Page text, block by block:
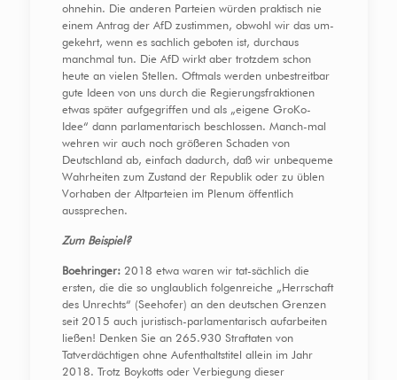
ohnehin. Die anderen Parteien würden praktisch nie
einem Antrag der AfD zustimmen, obwohl wir das um-
gekehrt, wenn es sachlich geboten ist, durchaus
manchmal tun. Die AfD wirkt aber trotzdem schon
heute an vielen Stellen. Oftmals werden unbestreitbar
gute Ideen von uns durch die Regierungsfraktionen
etwas später aufgegriffen und als „eigene GroKo-
Idee“ dann parlamentarisch beschlossen. Manch-mal
wehren wir auch noch größeren Schaden von
Deutschland ab, einfach dadurch, daß wir unbequeme
Wahrheiten zum Zustand der Republik oder zu üblen
Vorhaben der Altparteien im Plenum öffentlich
aussprechen.
Zum Beispiel?
Boehringer: 2018 etwa waren wir tat-sächlich die
ersten, die die so unglaublich folgenreiche „Herrschaft
des Unrechts“ (Seehofer) an den deutschen Grenzen
seit 2015 auch juristisch-parlamentarisch aufarbeiten
ließen! Denken Sie an 265.930 Straftaten von
Tatverdächtigen ohne Aufenthaltstitel allein im Jahr
2018. Trotz Boykotts oder Verbiegung dieser